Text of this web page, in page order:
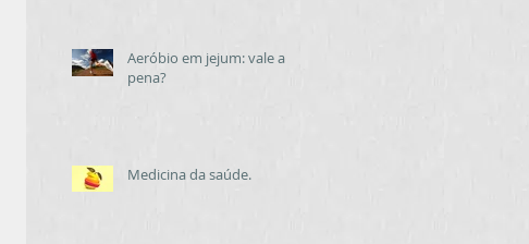
Aeróbio em jejum: vale a
pena?
Medicina da saúde.